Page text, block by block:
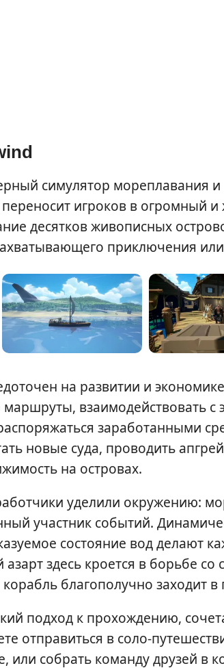
симулятор мореплавания и
переносит игроков в огромный
десятков живописных
приключения
на развитии и
маршруты, взаимодействовать
заработанными
новые суда, проводить
на островах.
уделили окружению:
участник событий.
состояние вод делают
здесь кроется в борьбе со
благополучно заходит
подход к прохождению,
отправиться в соло-
или собрать команду друзей в